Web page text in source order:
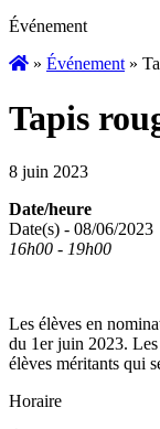
Événement
» Événement »
Tapis
8 juin 2023
Date/heure
Date(s) - 08/06/2023
16h00 - 19h00
Les élèves en
du 1er juin 2023.
élèves méritants qui
Horaire